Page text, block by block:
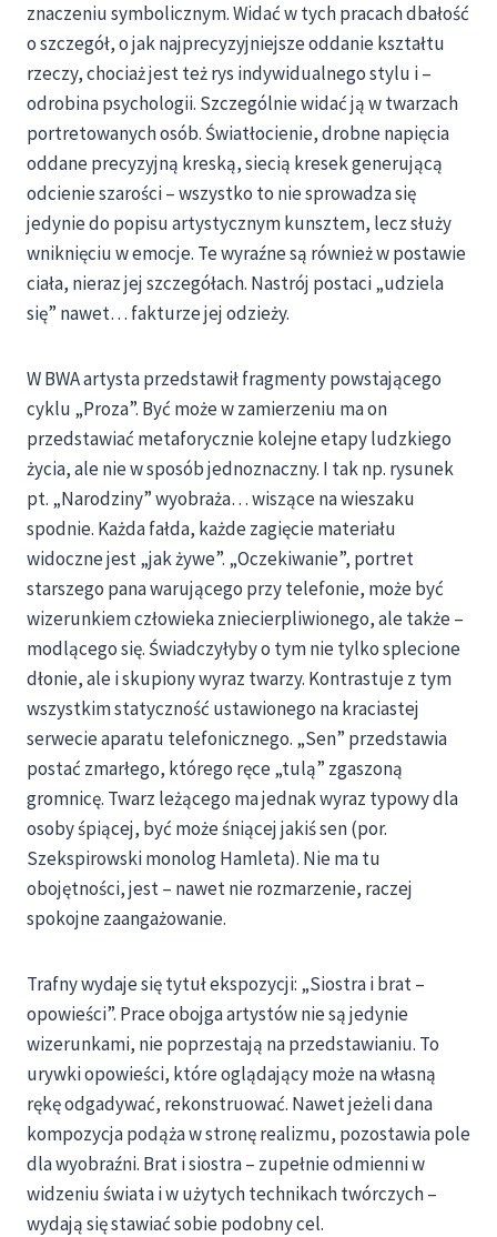
znaczeniu symbolicznym. Widać w tych pracach dbałość
o szczegół, o jak najprecyzyjniejsze oddanie kształtu
rzeczy, chociaż jest też rys indywidualnego stylu i –
odrobina psychologii. Szczególnie widać ją w twarzach
portretowanych osób. Światłocienie, drobne napięcia
oddane precyzyjną kreską, siecią kresek generującą
odcienie szarości – wszystko to nie sprowadza się
jedynie do popisu artystycznym kunsztem, lecz służy
wniknięciu w emocje. Te wyraźne są również w postawie
ciała, nieraz jej szczegółach. Nastrój postaci „udziela
się” nawet… fakturze jej odzieży.
W BWA artysta przedstawił fragmenty powstającego
cyklu „Proza”. Być może w zamierzeniu ma on
przedstawiać metaforycznie kolejne etapy ludzkiego
życia, ale nie w sposób jednoznaczny. I tak np. rysunek
pt. „Narodziny” wyobraża… wiszące na wieszaku
spodnie. Każda fałda, każde zagięcie materiału
widoczne jest „jak żywe”. „Oczekiwanie”, portret
starszego pana warującego przy telefonie, może być
wizerunkiem człowieka zniecierpliwionego, ale także –
modlącego się. Świadczyłyby o tym nie tylko splecione
dłonie, ale i skupiony wyraz twarzy. Kontrastuje z tym
wszystkim statyczność ustawionego na kraciastej
serwecie aparatu telefonicznego. „Sen” przedstawia
postać zmarłego, którego ręce „tulą” zgaszoną
gromnicę. Twarz leżącego ma jednak wyraz typowy dla
osoby śpiącej, być może śniącej jakiś sen (por.
Szekspirowski monolog Hamleta). Nie ma tu
obojętności, jest – nawet nie rozmarzenie, raczej
spokojne zaangażowanie.
Trafny wydaje się tytuł ekspozycji: „Siostra i brat –
opowieści”. Prace obojga artystów nie są jedynie
wizerunkami, nie poprzestają na przedstawianiu. To
urywki opowieści, które oglądający może na własną
rękę odgadywać, rekonstruować. Nawet jeżeli dana
kompozycja podąża w stronę realizmu, pozostawia pole
dla wyobraźni. Brat i siostra – zupełnie odmienni w
widzeniu świata i w użytych technikach twórczych –
wydają się stawiać sobie podobny cel.